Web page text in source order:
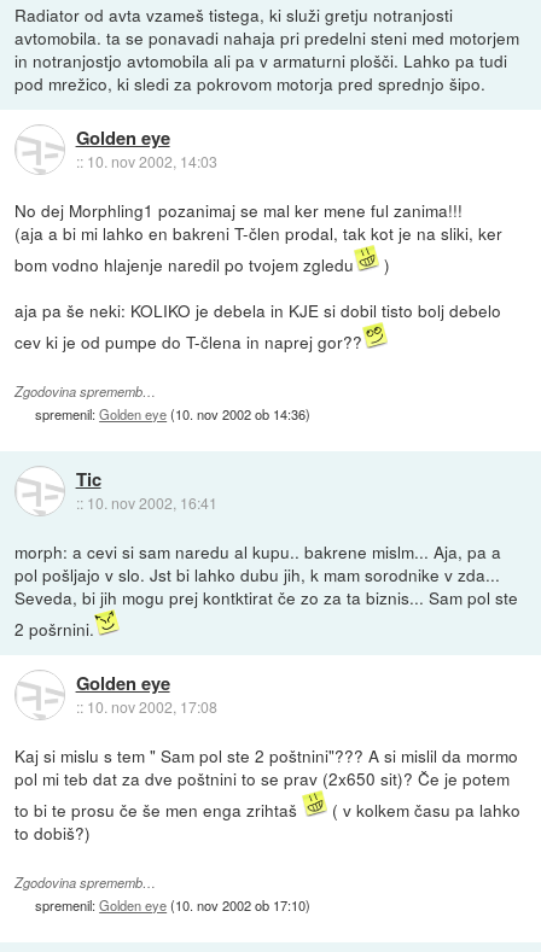
Radiator od avta vzameš tistega, ki služi gretju notranjosti
avtomobila. ta se ponavadi nahaja pri predelni steni med motorjem
in notranjostjo avtomobila ali pa v armaturni plošči. Lahko pa tudi
pod mrežico, ki sledi za pokrovom motorja pred sprednjo šipo.
Golden eye
:: 10. nov 2002, 14:03
No dej Morphling1 pozanimaj se mal ker mene ful zanima!!!
(aja a bi mi lahko en bakreni T-člen prodal, tak kot je na sliki, ker
bom vodno hlajenje naredil po tvojem zgledu
)
aja pa še neki: KOLIKO je debela in KJE si dobil tisto bolj debelo
cev ki je od pumpe do T-člena in naprej gor??
Zgodovina sprememb…
spremenil:Golden eye(10. nov 2002 ob 14:36)
Tic
:: 10. nov 2002, 16:41
morph: a cevi si sam naredu al kupu.. bakrene mislm... Aja, pa a
pol pošljajo v slo. Jst bi lahko dubu jih, k mam sorodnike v zda...
Seveda, bi jih mogu prej kontktirat če zo za ta biznis... Sam pol ste
2 pošrnini.
Golden eye
:: 10. nov 2002, 17:08
Kaj si mislu s tem " Sam pol ste 2 poštnini"??? A si mislil da mormo
pol mi teb dat za dve poštnini to se prav (2x650 sit)? Če je potem
to bi te prosu če še men enga zrihtaš
( v kolkem času pa lahko
to dobiš?)
Zgodovina sprememb…
spremenil:Golden eye(10. nov 2002 ob 17:10)